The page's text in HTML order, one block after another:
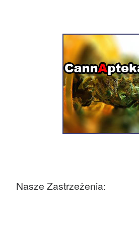
Nasze Zastrzeżenia: